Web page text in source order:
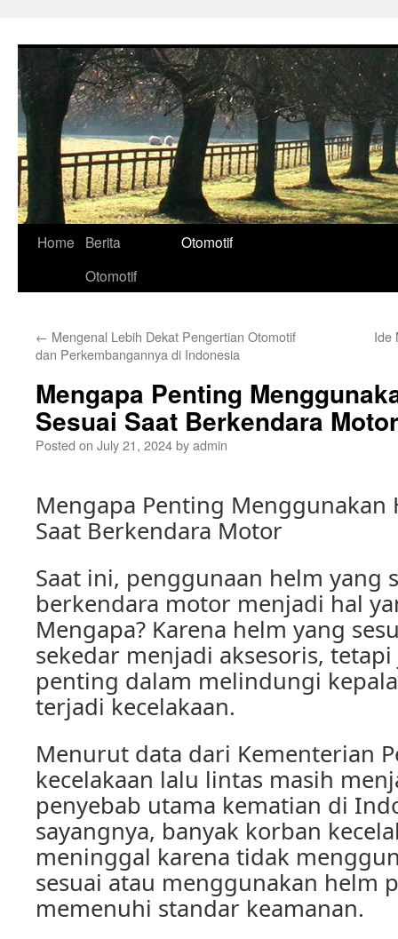
Home
Berita
Otomotif
Otomotif
← Mengenal Lebih Dekat Pengertian Otomotif
dan Perkembangannya di Indonesia
Ide
Mengapa Penting
Sesuai Saat Berkendara Motor
Posted on July 21, 2024byadmin
Mengapa Penting Menggunakan
Saat Berkendara Motor
Saat ini, penggunaan helm yang
berkendara motor menjadi hal
Mengapa? Karena helm yang
sekedar menjadi aksesoris,
penting dalam melindungi
terjadi kecelakaan.
Menurut data dari Kementerian
kecelakaan lalu lintas masih
penyebab utama kematian di
sayangnya, banyak korban
meninggal karena tidak
sesuai atau menggunakan helm
memenuhi standar keamanan.